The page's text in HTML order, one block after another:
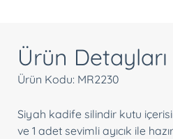
Ürün Detayları
Ürün Kodu: MR2230
Siyah kadife silindir kutu
ve 1 adet sevimli ayıcık ile